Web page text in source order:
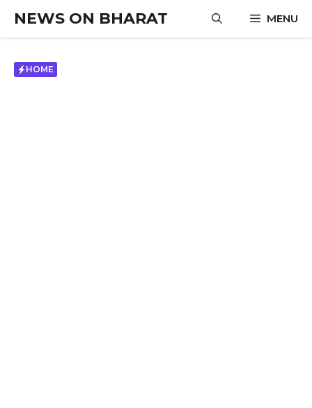
content
NEWS ON BHARAT MENU
HOME